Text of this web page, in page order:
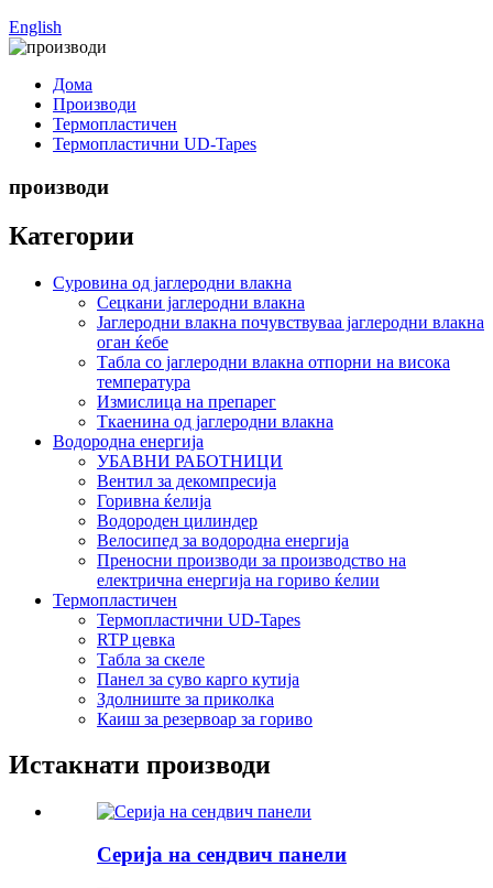
English
Дома
Производи
Термопластичен
Термопластични UD-Tapes
производи
Категории
Суровина од јаглеродни влакна
Сецкани јаглеродни влакна
Јаглеродни влакна почувствуваа јаглеродни влакна
оган ќебе
Табла со јаглеродни влакна отпорни на висока
температура
Измислица на препарег
Ткаенина од јаглеродни влакна
Водородна енергија
УБАВНИ РАБОТНИЦИ
Вентил за декомпресија
Горивна ќелија
Водороден цилиндер
Велосипед за водородна енергија
Преносни производи за производство на
електрична енергија на гориво ќелии
Термопластичен
Термопластични UD-Tapes
RTP цевка
Табла за скеле
Панел за суво карго кутија
Здолниште за приколка
Каиш за резервоар за гориво
Истакнати производи
Серија на сендвич панели